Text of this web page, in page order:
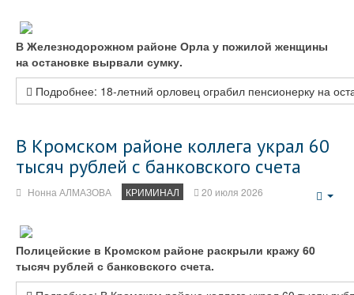
В Железнодорожном районе Орла у пожилой женщины
на остановке вырвали сумку.
Подробнее: 18‑летний орловец ограбил пенсионерку на
В Кромском районе коллега украл 60
тысяч рублей с банковского счета
Нонна АЛМАЗОВА КРИМИНАЛ 20 июля 2026
Полицейские в Кромском районе раскрыли кражу 60
тысяч рублей с банковского счета.